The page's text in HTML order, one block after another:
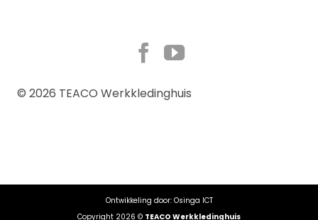
© 2026 TEACO Werkkledinghuis
Ontwikkeling door: Osinga ICT
Copyright 2026 © TEACO Werkkledinghuis